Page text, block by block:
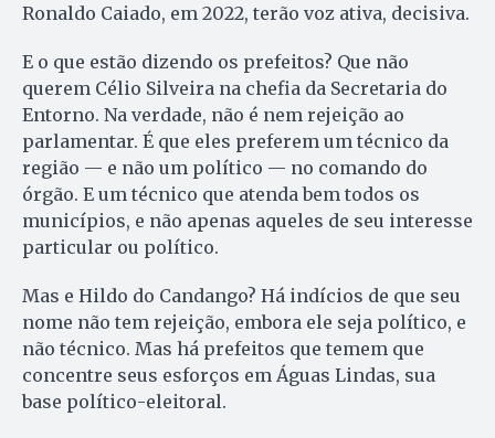
Ronaldo Caiado, em 2022, terão voz ativa, decisiva.
E o que estão dizendo os prefeitos? Que não
querem Célio Silveira na chefia da Secretaria do
Entorno. Na verdade, não é nem rejeição ao
parlamentar. É que eles preferem um técnico da
região — e não um político — no comando do
órgão. E um técnico que atenda bem todos os
municípios, e não apenas aqueles de seu interesse
particular ou político.
Mas e Hildo do Candango? Há indícios de que seu
nome não tem rejeição, embora ele seja político, e
não técnico. Mas há prefeitos que temem que
concentre seus esforços em Águas Lindas, sua
base político-eleitoral.